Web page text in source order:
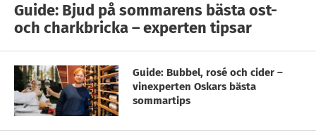
Guide: Bjud på sommarens bästa ost-
och charkbricka – experten tipsar
Guide: Bubbel, rosé och cider –
vinexperten Oskars bästa
sommartips